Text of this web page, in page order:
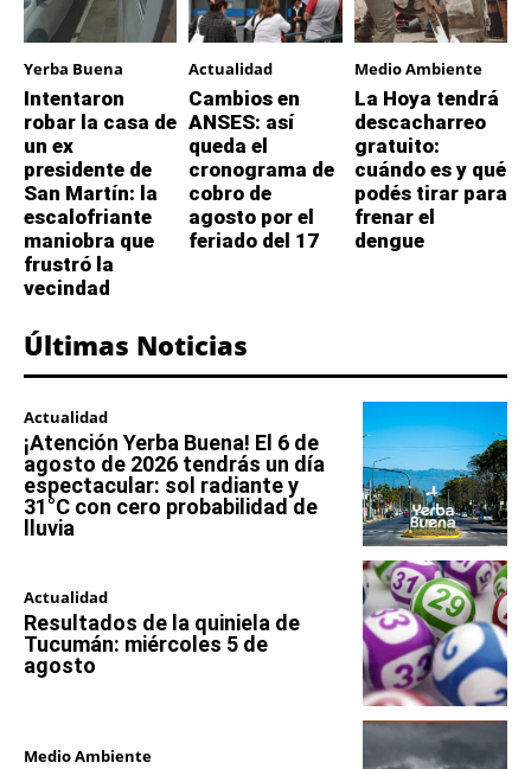
Yerba Buena
Intentaron
robar la casa de
un ex
presidente de
San Martín: la
escalofriante
maniobra que
frustró la
vecindad
Actualidad
Cambios en
ANSES: así
queda el
cronograma de
cobro de
agosto por el
feriado del 17
Medio Ambiente
La Hoya tendrá
descacharreo
gratuito:
cuándo es y qué
podés tirar para
frenar el
dengue
Últimas Noticias
Actualidad
¡Atención Yerba Buena! El 6 de
agosto de 2026 tendrás un día
espectacular: sol radiante y
31°C con cero probabilidad de
lluvia
Actualidad
Resultados de la quiniela de
Tucumán: miércoles 5 de
agosto
Medio Ambiente